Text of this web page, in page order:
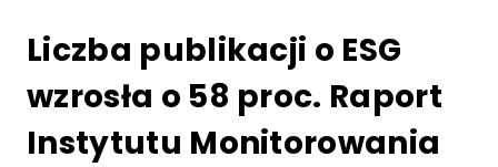
Liczba publikacji o ESG
wzrosła o 58 proc. Raport
Instytutu Monitorowania